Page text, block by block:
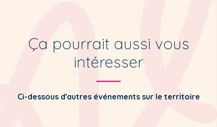
Ça pourrait aussi vous
intéresser
Ci-dessous d'autres événements sur le territoire